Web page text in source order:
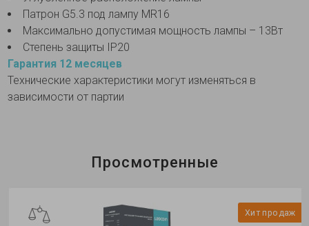
Патрон G5.3 под лампу MR16
Максимально допустимая мощность лампы – 13Вт
Степень защиты IP20
Гарантия 12 месяцев
Технические характеристики могут изменяться в
зависимости от партии
Просмотренные
Хит продаж